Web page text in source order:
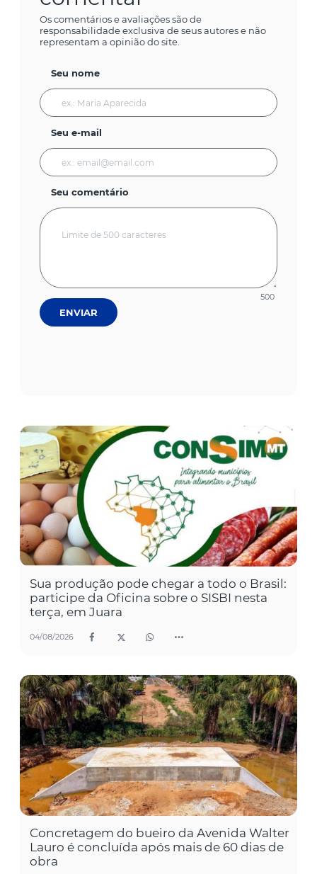
Os comentários e avaliações são de
responsabilidade exclusiva de seus autores e não
representam a opinião do site.
Seu nome
Seu e-mail
Seu comentário
500
ENVIAR
Sua produção pode chegar a todo o Brasil:
participe da Oficina sobre o SISBI nesta
terça, em Juara
04/08/2026
Concretagem do bueiro da Avenida Walter
Lauro é concluída após mais de 60 dias de
obra